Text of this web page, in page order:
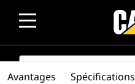
SEARCH
Avantages Spécifications